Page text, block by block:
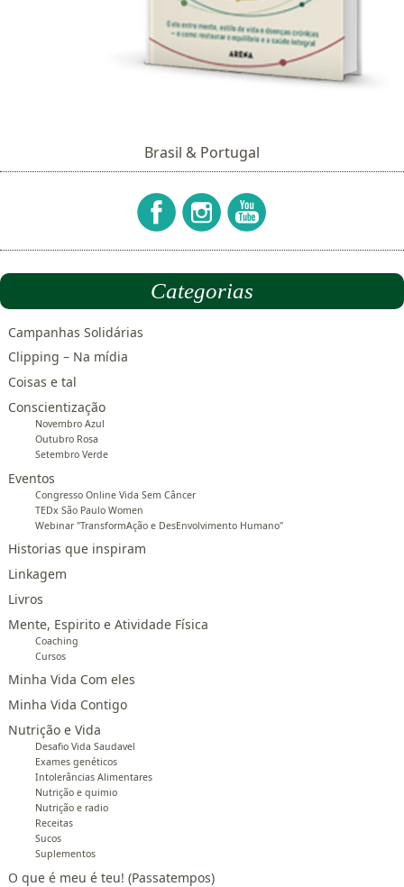
Brasil & Portugal
Categorias
Campanhas Solidárias
Clipping – Na mídia
Coisas e tal
Conscientização
Novembro Azul
Outubro Rosa
Setembro Verde
Eventos
Congresso Online Vida Sem Câncer
TEDx São Paulo Women
Webinar "TransformAção e DesEnvolvimento Humano"
Historias que inspiram
Linkagem
Livros
Mente, Espirito e Atividade Física
Coaching
Cursos
Minha Vida Com eles
Minha Vida Contigo
Nutrição e Vida
Desafio Vida Saudavel
Exames genéticos
Intolerâncias Alimentares
Nutrição e quimio
Nutrição e radio
Receitas
Sucos
Suplementos
O que é meu é teu! (Passatempos)